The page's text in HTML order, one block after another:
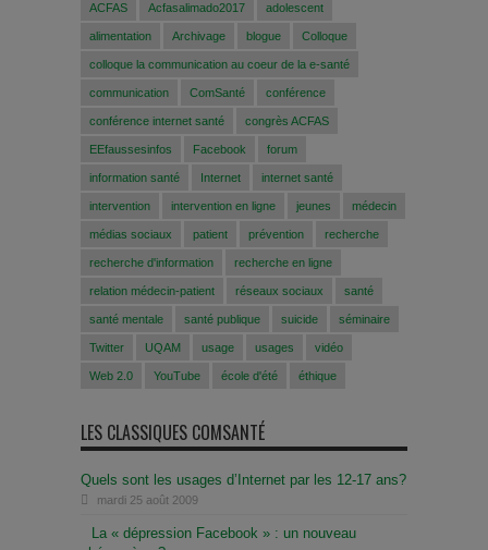
ACFAS Acfasalimado2017 adolescent
alimentation Archivage blogue Colloque
colloque la communication au coeur de la e-santé
communication ComSanté conférence
conférence internet santé congrès ACFAS
EEfaussesinfos Facebook forum
information santé Internet internet santé
intervention intervention en ligne jeunes médecin
médias sociaux patient prévention recherche
recherche d'information recherche en ligne
relation médecin-patient réseaux sociaux santé
santé mentale santé publique suicide séminaire
Twitter UQAM usage usages vidéo
Web 2.0 YouTube école d'été éthique
LES CLASSIQUES COMSANTÉ
Quels sont les usages d’Internet par les 12-17 ans?
mardi 25 août 2009
La « dépression Facebook » : un nouveau